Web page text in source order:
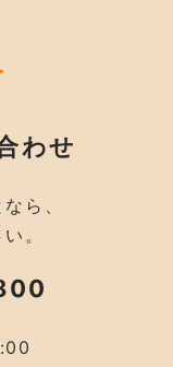
わせ
ら、
。